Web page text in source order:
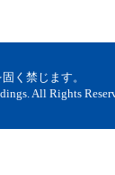
く禁じます。
All Rights